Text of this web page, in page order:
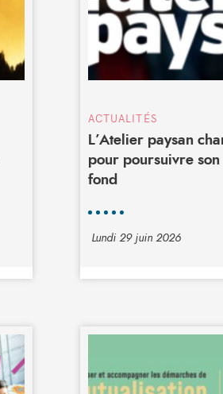
ACTUALITÉS
L’Atelier paysan
pour poursuivre son
fond
Lundi 29 juin 2026